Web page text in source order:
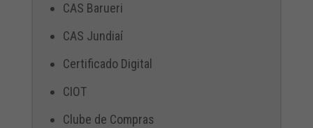
CAS Barueri
CAS Jundiaí
Certificado Digital
CIOT
Clube de Compras